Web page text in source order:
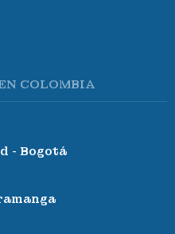
COLOMBIA
- Bogotá